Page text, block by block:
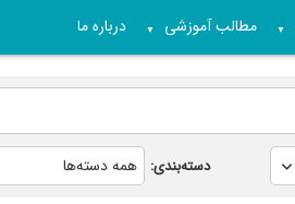
▼ مطالب آموزشی ▼ درباره ما
دسته‌بندی: